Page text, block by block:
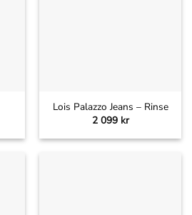
Lois Palazzo Jeans – Rinse
2 099 kr